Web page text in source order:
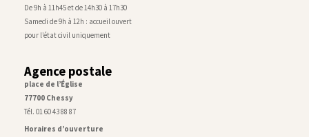
De 9h à 11h45 et de 14h30 à 17h30
Samedi de 9h à 12h : accueil ouvert
pour l’état civil uniquement
Agence postale
place de l’Église
77700 Chessy
Tél. 01 60 43 88 87
Horaires d’ouverture